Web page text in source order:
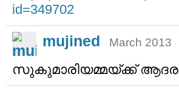
id=349702
mujined March 2013
സുകുമാരിയമ്മയ്ക്ക്